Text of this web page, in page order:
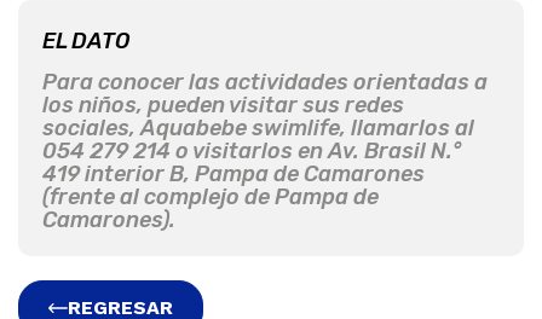
EL DATO
Para conocer las actividades orientadas a
los niños, pueden visitar sus redes
sociales, Aquabebe swimlife, llamarlos al
054 279 214 o visitarlos en Av. Brasil N.°
419 interior B, Pampa de Camarones
(frente al complejo de Pampa de
Camarones).
REGRESAR